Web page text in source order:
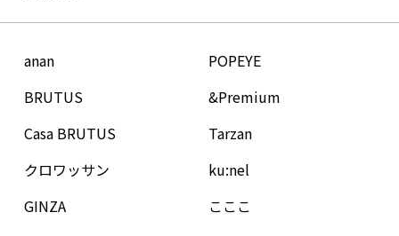
anan
BRUTUS
Casa BRUTUS
クロワッサン
GINZA
POPEYE
&Premium
Tarzan
ku:nel
こここ